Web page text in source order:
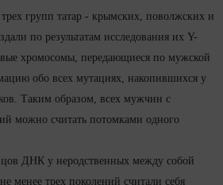
трех групп татар - крымских, поволжских и
по результатам исследования их Y-
хромосомы, передающиеся по мужской
обо всех мутациях, накопившихся у
Таким образом, всех мужчин с
можно считать потомками одного
ДНК у неродственных между собой
менее трех поколений считали себя